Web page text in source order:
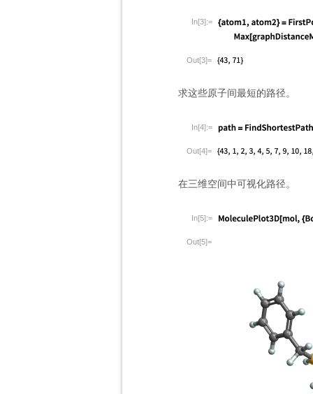
In[3]:=
Out[3]=
求这些原子间最短的路径。
In[4]:=
Out[4]=
在三维空间中可视化路径。
In[5]:=
Out[5]=